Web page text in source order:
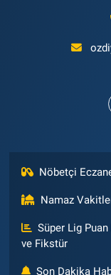
Nöbetçi
Namaz
Süper Lig
ve Fikstür
Son Dakika